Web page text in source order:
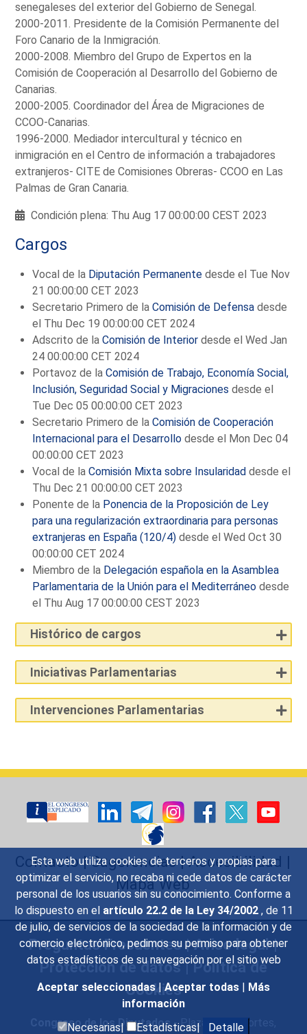
Esta web utiliza cookies de terceros y propias para
optimizar el servicio, no recaba ni cede datos de carácter
personal de los usuarios sin su conocimiento. Conforme a
lo dispuesto en el artículo 22.2 de la Ley 34/2002 , de 11
de julio, de servicios de la sociedad de la información y de
comercio electrónico, pedimos su permiso para obtener
datos estadísticos de su navegación por el sitio web
Aceptar seleccionadas | Aceptar todas | Más
información
Necesarias|
Estadísticas| Detalle
senegaleses del exterior del Gobierno de Senegal.
2000-2011. Presidente de la Comisión Permanente del
Foro Canario de la Inmigración.
2000-2008. Miembro del Grupo de Expertos en la
Comisión de Cooperación al Desarrollo del Gobierno de
Canarias.
2000-2005. Coordinador del Área de Migraciones de
CCOO-Canarias.
1996-2000. Mediador intercultural y técnico en
inmigración en el Centro de información a trabajadores
extranjeros- CITE de Comisiones Obreras- CCOO en Las
Palmas de Gran Canaria.
Condición plena: Thu Aug 17 00:00:00 CEST 2023
Cargos
Vocal de la Diputación Permanente desde el Tue Nov
21 00:00:00 CET 2023
Secretario Primero de laComisión de Defensa desde
el Thu Dec 19 00:00:00 CET 2024
Adscrito de laComisión de Interior desde el Wed Jan
24 00:00:00 CET 2024
Portavoz de laComisión de Trabajo, Economía Social,
Inclusión, Seguridad Social y Migraciones desde el
Tue Dec 05 00:00:00 CET 2023
Secretario Primero de laComisión de Cooperación
Internacional para el Desarrollo desde el Mon Dec 04
00:00:00 CET 2023
Vocal de laComisión Mixta sobre Insularidad desde el
Thu Dec 21 00:00:00 CET 2023
Ponente de la Ponencia de la Proposición de Ley
para una regularización extraordinaria para personas
extranjeras en España (120/4) desde el Wed Oct 30
00:00:00 CET 2024
Miembro de la Delegación española en la Asamblea
Parlamentaria de la Unión para el Mediterráneo desde
el Thu Aug 17 00:00:00 CEST 2023
Histórico de cargos
Iniciativas Parlamentarias
Intervenciones Parlamentarias
Contacto|Sugerencias|Accesibilidad |
Mapa Web
Preguntas Frecuentes|Aviso legal|
Protección de datos|Política de
Cookies
Congreso de los Diputados- Plaza de las Cortes,